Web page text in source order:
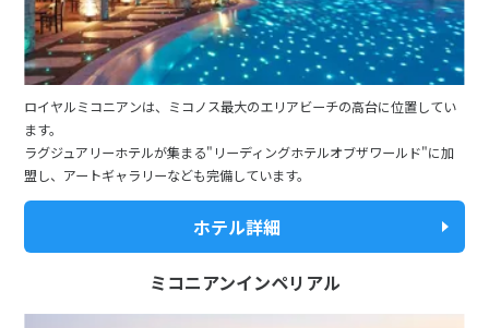
ロイヤルミコニアンは、ミコノス最大のエリアビーチの高台に位置してい
ます。
ラグジュアリーホテルが集まる"リーディングホテルオブザワールド"に加
盟し、アートギャラリーなども完備しています。
ホテル詳細
ミコニアンインペリアル